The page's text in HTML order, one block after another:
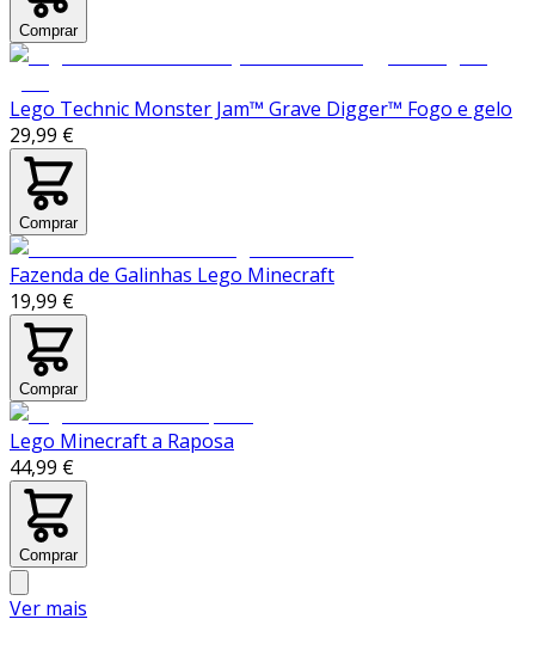
Comprar
Lego Technic Monster Jam™ Grave Digger™ Fogo e gelo
29,99 €
Comprar
Fazenda de Galinhas Lego Minecraft
19,99 €
Comprar
Lego Minecraft a Raposa
44,99 €
Comprar
Ver mais